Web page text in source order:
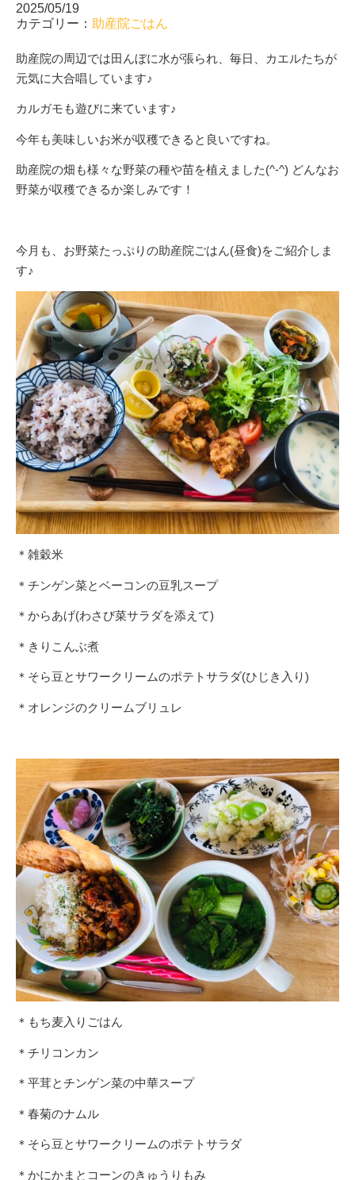
2025/05/19
カテゴリー： 助産院ごはん
助産院の周辺では田んぼに水が張られ、毎日、カエルたちが
元気に大合唱しています♪
カルガモも遊びに来ています♪
今年も美味しいお米が収穫できると良いですね。
助産院の畑も様々な野菜の種や苗を植えました(^-^) どんなお
野菜が収穫できるか楽しみです！
今月も、お野菜たっぷりの助産院ごはん(昼食)をご紹介しま
す♪
＊雑穀米
＊チンゲン菜とベーコンの豆乳スープ
＊からあげ(わさび菜サラダを添えて)
＊きりこんぶ煮
＊そら豆とサワークリームのポテトサラダ(ひじき入り)
＊オレンジのクリームブリュレ
＊もち麦入りごはん
＊チリコンカン
＊平茸とチンゲン菜の中華スープ
＊春菊のナムル
＊そら豆とサワークリームのポテトサラダ
＊かにかまとコーンのきゅうりもみ